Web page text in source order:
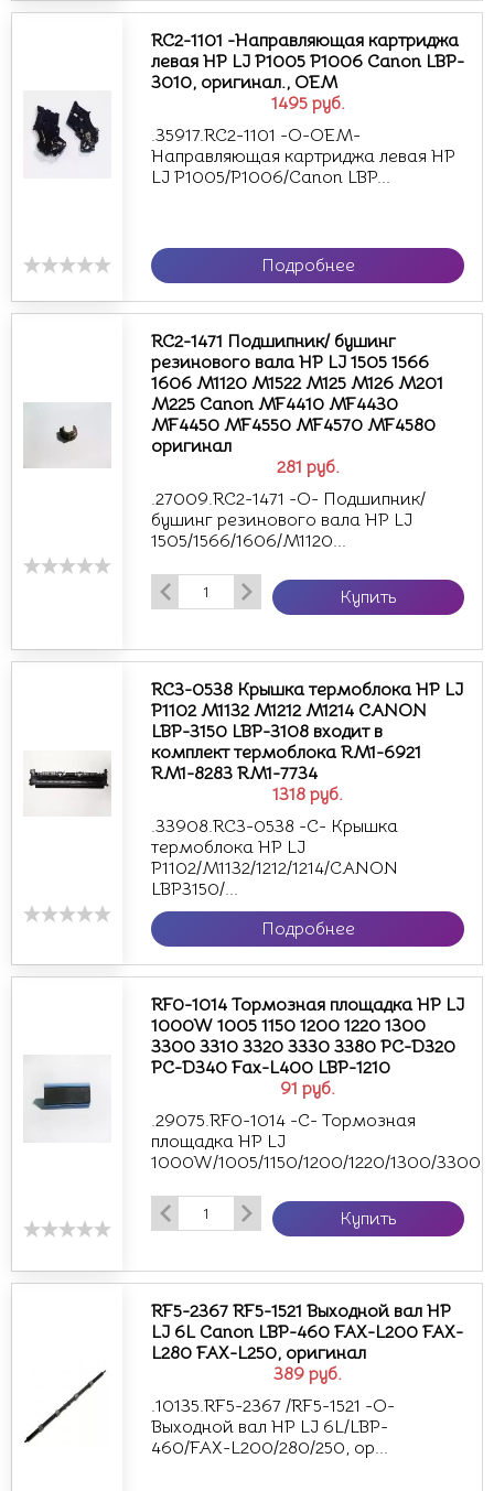
1495 руб.
RC2-1101 -Направляющая картриджа
левая HP LJ P1005 P1006 Canon LBP-
3010, оригинал., OEM
.35917.RC2-1101 -О-OEM-
Направляющая картриджа левая HP
LJ P1005/P1006/Canon LBP...
Подробнее
281 руб.
RC2-1471 Подшипник/ бушинг
резинового вала HP LJ 1505 1566
1606 M1120 M1522 M125 M126 M201
M225 Canon MF4410 MF4430
MF4450 MF4550 MF4570 MF4580
оригинал
.27009.RC2-1471 -О- Подшипник/
бушинг резинового вала HP LJ
1505/1566/1606/M1120...
Купить
1318 руб.
RC3-0538 Крышка термоблока HP LJ
P1102 M1132 M1212 M1214 CANON
LBP-3150 LBP-3108 входит в
комплект термоблока RM1-6921
RM1-8283 RM1-7734
.33908.RC3-0538 -С- Крышка
термоблока HP LJ
P1102/M1132/1212/1214/CANON
LBP3150/...
Подробнее
91 руб.
RF0-1014 Тормозная площадка HP LJ
1000W 1005 1150 1200 1220 1300
3300 3310 3320 3330 3380 PC-D320
PC-D340 Fax-L400 LBP-1210
.29075.RF0-1014 -С- Тормозная
площадка HP LJ
1000W/1005/1150/1200/1220/1300/3300...
Купить
389 руб.
RF5-2367 RF5-1521 Выходной вал HP
LJ 6L Canon LBP-460 FAX-L200 FAX-
L280 FAX-L250, оригинал
.10135.RF5-2367 /RF5-1521 -О-
Выходной вал HP LJ 6L/LBP-
460/FAX-L200/280/250, ор...